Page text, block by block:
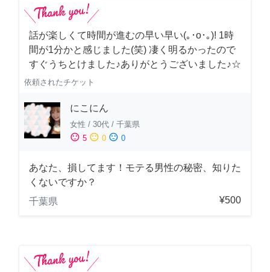
話が楽しくて時間が進むの早い早い(｡･о･｡)! 1時
間が1分かと感じました(笑) 凄く明るかったので
すぐうちとけました♪ありがとうございました♪☆
依頼されたチケット
にこにん
女性 / 30代 / 千葉県
sentiment_satisfied 5 sentiment_neutral 0 sentiment_dissatisfied 0
あなた、損してます！モテる男性の秘密、知りた
くないですか？
千葉県
¥500